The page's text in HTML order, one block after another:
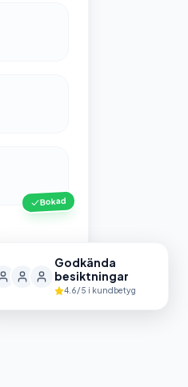
Bokad
Godkända
besiktningar
4.6/5 i kundbetyg